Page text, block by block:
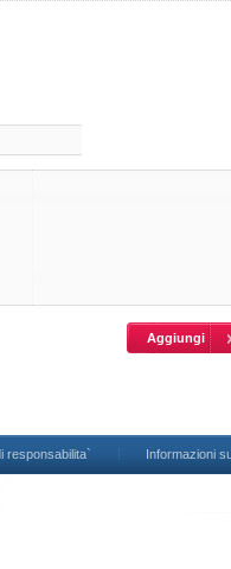
responsabilita` Informazioni